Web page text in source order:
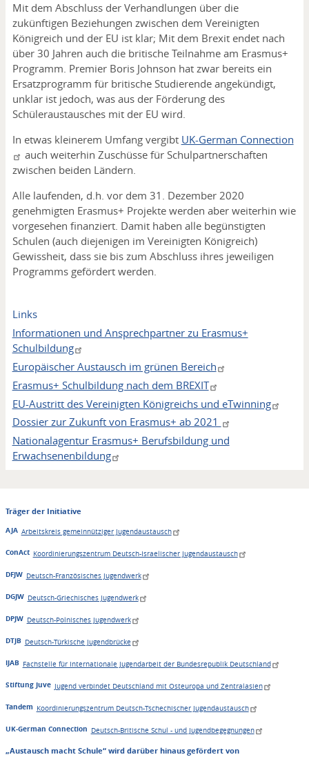
Mit dem Abschluss der Verhandlungen über die
zukünftigen Beziehungen zwischen dem Vereinigten
Königreich und der EU ist klar; Mit dem Brexit endet nach
über 30 Jahren auch die britische Teilnahme am Erasmus+
Programm. Premier Boris Johnson hat zwar bereits ein
Ersatzprogramm für britische Studierende angekündigt,
unklar ist jedoch, was aus der Förderung des
Schüleraustausches mit der EU wird.
In etwas kleinerem Umfang vergibt UK-German Connection
auch weiterhin Zuschüsse für Schulpartnerschaften
zwischen beiden Ländern.
Alle laufenden, d.h. vor dem 31. Dezember 2020
genehmigten Erasmus+ Projekte werden aber weiterhin wie
vorgesehen finanziert. Damit haben alle begünstigten
Schulen (auch diejenigen im Vereinigten Königreich)
Gewissheit, dass sie bis zum Abschluss ihres jeweiligen
Programms gefördert werden.
Links
Informationen und Ansprechpartner zu Erasmus+
Schulbildung
Europäischer Austausch im grünen Bereich
Erasmus+ Schulbildung nach dem BREXIT
EU-Austritt des Vereinigten Königreichs und eTwinning
Dossier zur Zukunft von Erasmus+ ab 2021
Nationalagentur Erasmus+ Berufsbildung und
Erwachsenenbildung
Träger der Initiative
AJA Arbeitskreis gemeinnütziger Jugendaustausch
ConAct Koordinierungszentrum Deutsch-Israelischer Jugendaustausch
DFJW Deutsch-Französisches Jugendwerk
DGJW Deutsch-Griechisches Jugendwerk
DPJW Deutsch-Polnisches Jugendwerk
DTJB Deutsch-Türkische Jugendbrücke
IJAB Fachstelle für Internationale Jugendarbeit der Bundesrepublik Deutschland
Stiftung Juve Jugend verbindet Deutschland mit Osteuropa und Zentralasien
Tandem Koordinierungszentrum Deutsch-Tschechischer Jugendaustausch
UK-German Connection Deutsch-Britische Schul - und Jugendbegegnungen
„Austausch macht Schule“ wird darüber hinaus gefördert von